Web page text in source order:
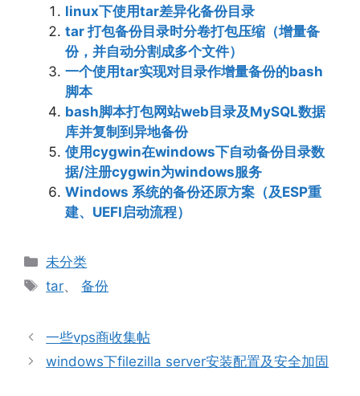
linux下使用tar差异化备份目录
tar 打包备份目录时分卷打包压缩（增量备
份，并自动分割成多个文件）
一个使用tar实现对目录作增量备份的bash
脚本
bash脚本打包网站web目录及MySQL数据
库并复制到异地备份
使用cygwin在windows下自动备份目录数
据/注册cygwin为windows服务
Windows 系统的备份还原方案（及ESP重
建、UEFI启动流程）
分
类
未分类
标
tar、备份
一些vps商收集帖
windows下filezilla server安装配置及安全加固